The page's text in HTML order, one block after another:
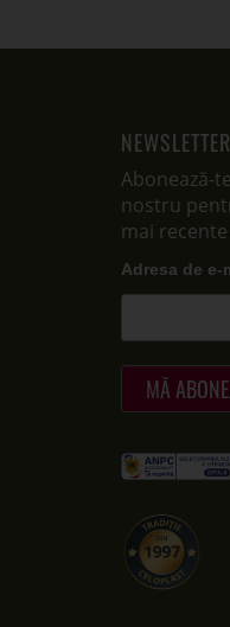
NEWSLETTER
Abonează-
nostru
mai
Adresa de e-